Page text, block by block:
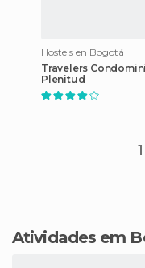
Hostels en Bogotá
Travelers
Plenitud
1
Atividades em